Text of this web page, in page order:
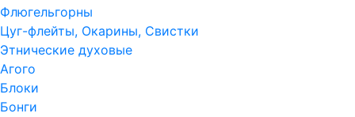
Флюгельгорны
Цуг-флейты, Окарины, Свистки
Этнические духовые
Агого
Блоки
Бонги